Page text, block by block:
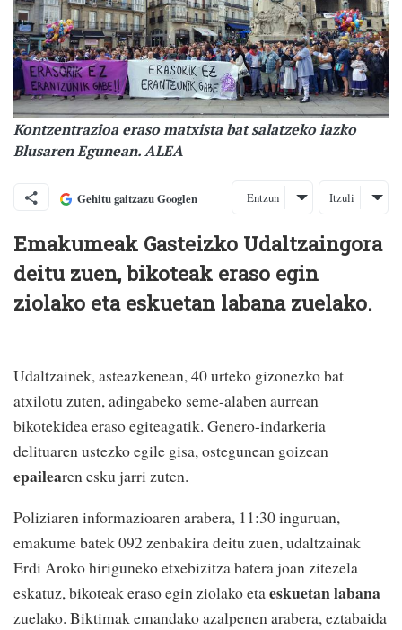
Kontzentrazioa eraso matxista bat salatzeko iazko
Blusaren Egunean. ALEA
Gehitu gaitzazu Googlen Entzun Itzuli
Emakumeak Gasteizko Udaltzaingora
deitu zuen, bikoteak eraso egin
ziolako eta eskuetan labana zuelako.
Udaltzainek, asteazkenean, 40 urteko gizonezko bat
atxilotu zuten, adingabeko seme-alaben aurrean
bikotekidea eraso egiteagatik. Genero-indarkeria
delituaren ustezko egile gisa, ostegunean goizean
epailearen esku jarri zuten.
Poliziaren informazioaren arabera, 11:30 inguruan,
emakume batek 092 zenbakira deitu zuen, udaltzainak
Erdi Aroko hiriguneko etxebizitza batera joan zitezela
eskatuz, bikoteak eraso egin ziolako etaeskuetan labana
zuelako. Biktimak emandako azalpenen arabera, eztabaida